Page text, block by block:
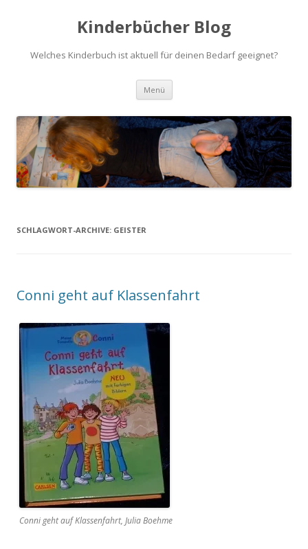
Kinderbücher Blog
Welches Kinderbuch ist aktuell für deinen Bedarf geeignet?
Menü Springe
Inhalt
SCHLAGWORT-ARCHIVE: GEISTER
Conni geht auf Klassenfahrt
Conni geht auf Klassenfahrt, Julia Boehme